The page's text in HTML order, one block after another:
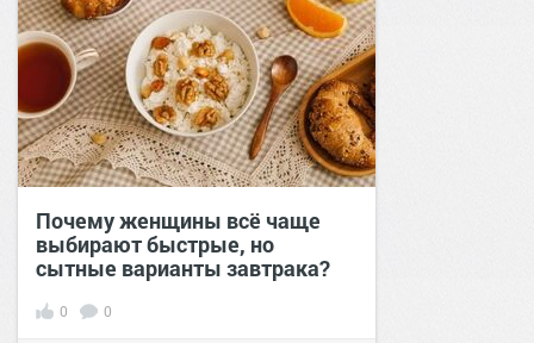
Почему женщины всё чаще
выбирают быстрые, но
сытные варианты завтрака?
0 0